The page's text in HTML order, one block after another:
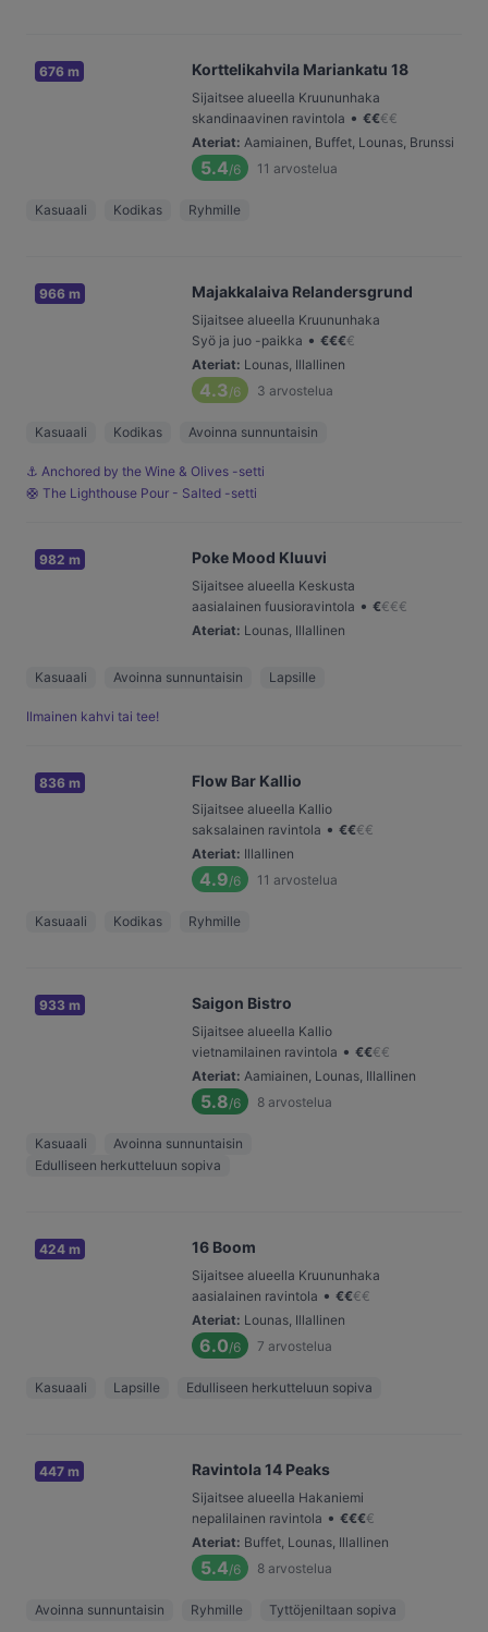
676 m Korttelikahvila Mariankatu 18
Sijaitsee alueella Kruununhaka
skandinaavinen ravintola • €€€€
Ateriat: Aamiainen, Buffet, Lounas, Brunssi
5.4/6 11 arvostelua
Kasuaali Kodikas Ryhmille
966 m Majakkalaiva Relandersgrund
Sijaitsee alueella Kruununhaka
Syö ja juo -paikka • €€€€
Ateriat: Lounas, Illallinen
4.3/6 3 arvostelua
Kasuaali Kodikas Avoinna sunnuntaisin
⚓️ Anchored by the Wine & Olives -setti
🛟 The Lighthouse Pour - Salted -setti
982 m Poke Mood Kluuvi
Sijaitsee alueella Keskusta
aasialainen fuusioravintola • €€€€
Ateriat: Lounas, Illallinen
Kasuaali Avoinna sunnuntaisin Lapsille
Ilmainen kahvi tai tee!
836 m Flow Bar Kallio
Sijaitsee alueella Kallio
saksalainen ravintola • €€€€
Ateriat: Illallinen
4.9/6 11 arvostelua
Kasuaali Kodikas Ryhmille
933 m Saigon Bistro
Sijaitsee alueella Kallio
vietnamilainen ravintola • €€€€
Ateriat: Aamiainen, Lounas, Illallinen
5.8/6 8 arvostelua
Kasuaali
Avoinna sunnuntaisin
Edulliseen herkutteluun sopiva
424 m 16 Boom
Sijaitsee alueella Kruununhaka
aasialainen ravintola • €€€€
Ateriat: Lounas, Illallinen
6.0/6 7 arvostelua
Kasuaali Lapsille Edulliseen herkutteluun sopiva
447 m Ravintola 14 Peaks
Sijaitsee alueella Hakaniemi
nepalilainen ravintola • €€€€
Ateriat: Buffet, Lounas, Illallinen
5.4/6 8 arvostelua
Avoinna sunnuntaisin Ryhmille Tyttöjeniltaan sopiva